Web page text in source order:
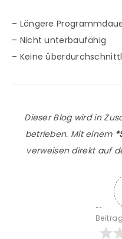
– Längere
– Nicht unterbaufähig
– Keine
Dieser Blog wird in
betrieben. Mit einem
verweisen direkt auf